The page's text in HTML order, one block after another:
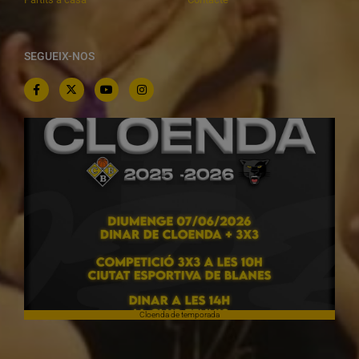
SEGUEIX-NOS
Cloenda de temporada